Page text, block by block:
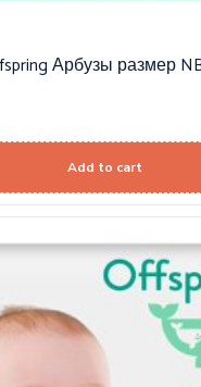
Арбузы размер
Add to cart